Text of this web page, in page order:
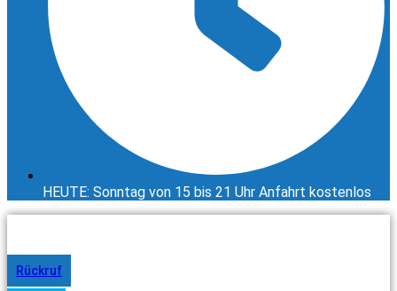
HEUTE: Sonntag von 15 bis 21 Uhr Anfahrt kostenlos
Rückruf